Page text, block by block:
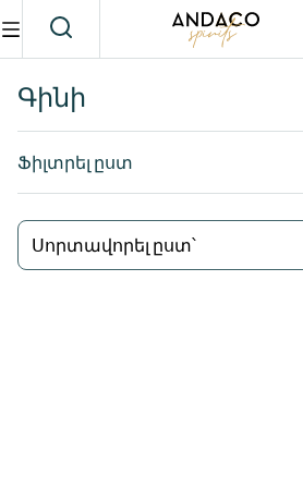
Գինի
Ֆիլտրել ըստ
Սորտավորել ըստ՝